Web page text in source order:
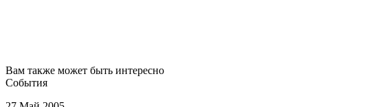
Вам также может быть интересно
События